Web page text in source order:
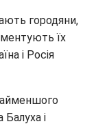
городяни,
їх
і Росія
і